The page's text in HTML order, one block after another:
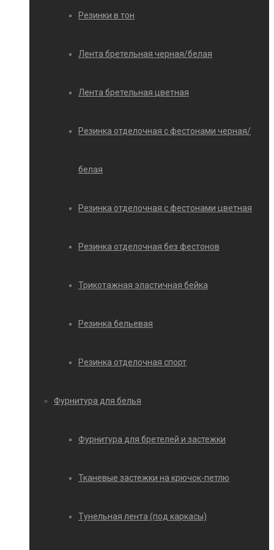
Резинки в тон
Лента бретельная черная/белая
Лента бретельная цветная
Резинка отделочная с фестонами черная/
белая
Резинка отделочная с фестонами цветная
Резинка отделочная без фестонов
Трикотажная эластичная бейка
Резинка бельевая
Резинка отделочная спорт
Фурнитура для белья
Фурнитура для бретелей и застежки
Тканевые застежки на крючок-петлю
Тунельная лента (под каркасы)